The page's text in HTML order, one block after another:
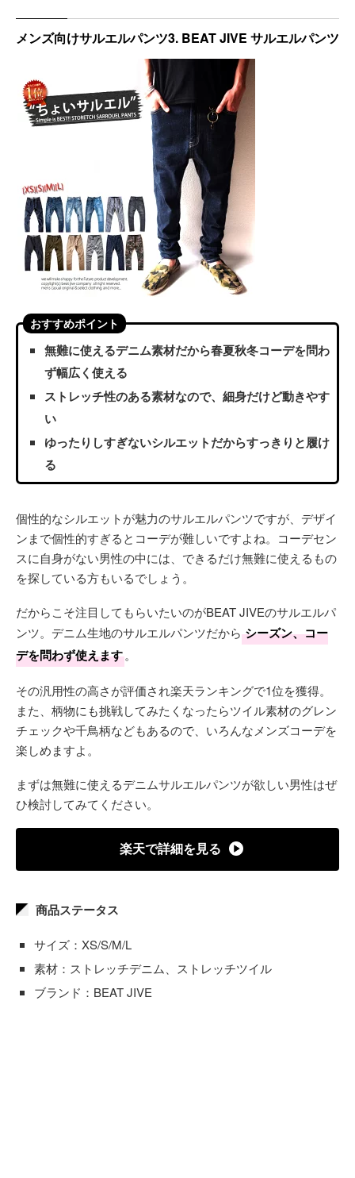
メンズ向けサルエルパンツ3. BEAT JIVE サルエルパンツ
おすすめポイント
無難に使えるデニム素材だから春夏秋冬コーデを問わ
ず幅広く使える
ストレッチ性のある素材なので、細身だけど動きやす
い
ゆったりしすぎないシルエットだからすっきりと履け
る
個性的なシルエットが魅力のサルエルパンツですが、デザイ
ンまで個性的すぎるとコーデが難しいですよね。コーデセン
スに自身がない男性の中には、できるだけ無難に使えるもの
を探している方もいるでしょう。
だからこそ注目してもらいたいのがBEAT JIVEのサルエルパ
ンツ。デニム生地のサルエルパンツだから シーズン、コー
デを問わず使えます。
その汎用性の高さが評価され楽天ランキングで1位を獲得。
また、柄物にも挑戦してみたくなったらツイル素材のグレン
チェックや千鳥柄などもあるので、いろんなメンズコーデを
楽しめますよ。
まずは無難に使えるデニムサルエルパンツが欲しい男性はぜ
ひ検討してみてください。
楽天で詳細を見る
商品ステータス
サイズ：XS/S/M/L
素材：ストレッチデニム、ストレッチツイル
ブランド：BEAT JIVE